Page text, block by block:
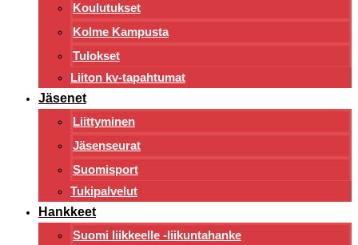
Koulutukset
Kolme Kampusta
Tulokset
Liiton kv-tapahtumat
Jäsenet
Liittyminen
Jäsenseurat
Suomisport
Tukipalvelut
Hankkeet
Suomi liikkeelle -liikuntahanke